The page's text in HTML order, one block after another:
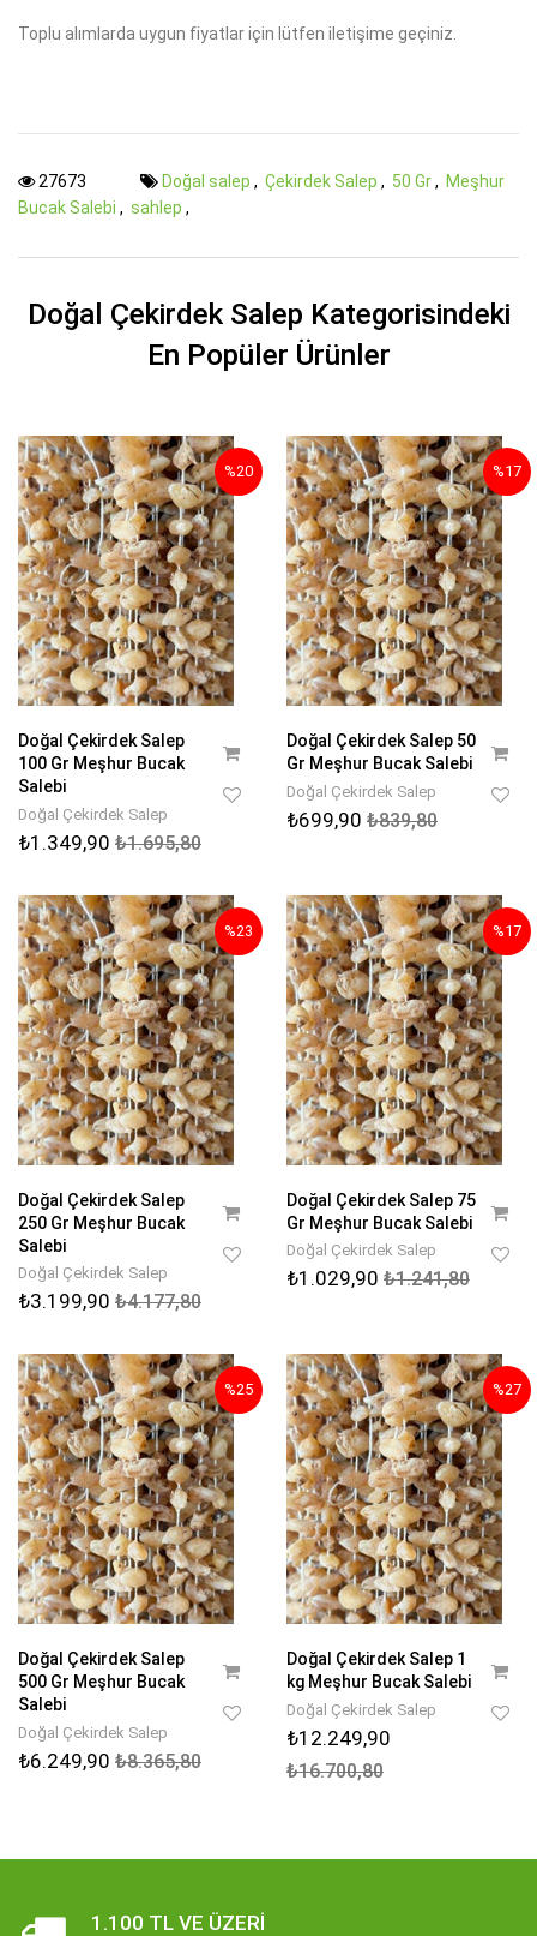
Toplu alımlarda uygun fiyatlar için lütfen iletişime geçiniz.
27673 Doğal salep , Çekirdek Salep , 50 Gr, Meşhur
Bucak Salebi , sahlep ,
Doğal Çekirdek Salep Kategorisindeki
En Popüler Ürünler
%20
Doğal Çekirdek Salep
100 Gr Meşhur Bucak
Salebi
Doğal Çekirdek Salep
₺1.349,90 ₺1.695,80
%17
Doğal Çekirdek Salep 50
Gr Meşhur Bucak Salebi
Doğal Çekirdek Salep
₺699,90 ₺839,80
%23
Doğal Çekirdek Salep
250 Gr Meşhur Bucak
Salebi
Doğal Çekirdek Salep
₺3.199,90 ₺4.177,80
%17
Doğal Çekirdek Salep 75
Gr Meşhur Bucak Salebi
Doğal Çekirdek Salep
₺1.029,90 ₺1.241,80
%25
Doğal Çekirdek Salep
500 Gr Meşhur Bucak
Salebi
Doğal Çekirdek Salep
₺6.249,90 ₺8.365,80
%27
Doğal Çekirdek Salep 1
kg Meşhur Bucak Salebi
Doğal Çekirdek Salep
₺12.249,90
₺16.700,80
1.100 TL VE ÜZERI